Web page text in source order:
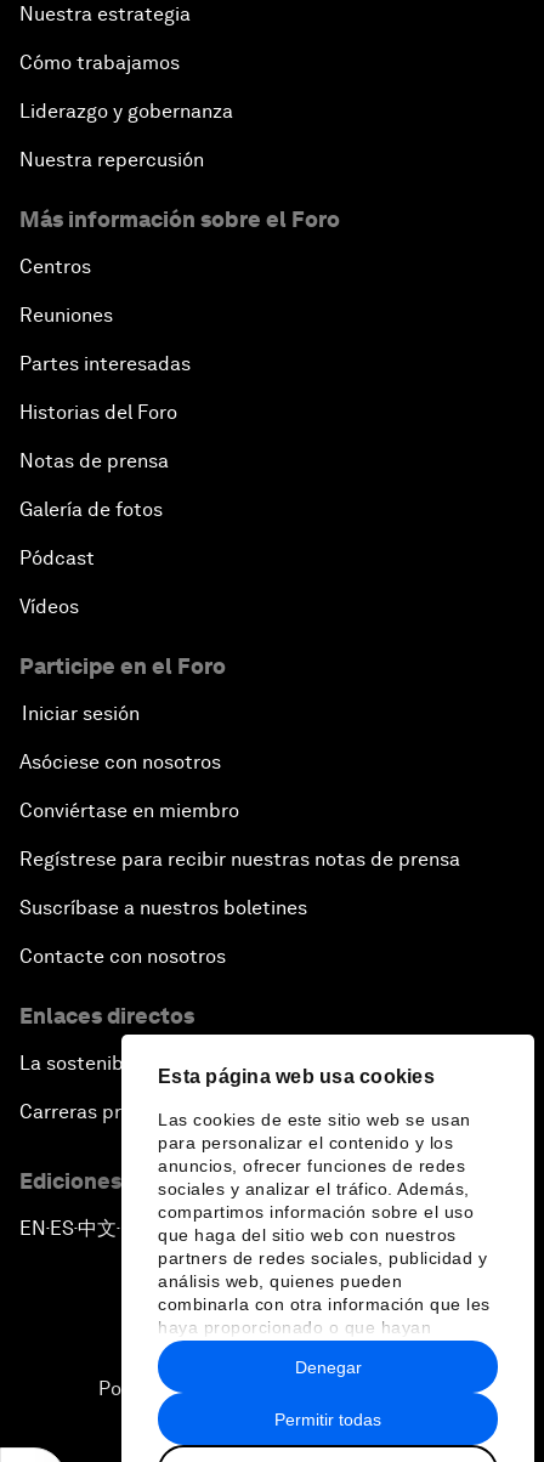
Esta página web usa cookies
Las cookies de este sitio web se usan
para personalizar el contenido y los
anuncios, ofrecer funciones de redes
sociales y analizar el tráfico. Además,
compartimos información sobre el uso
que haga del sitio web con nuestros
partners de redes sociales, publicidad y
análisis web, quienes pueden
combinarla con otra información que les
haya proporcionado o que hayan
recopilado a partir del uso que haya
hecho de sus servicios.
Permitir todas
Denegar
Nuestra estrategia
Cómo trabajamos
Liderazgo y gobernanza
Nuestra repercusión
Más información sobre el Foro
Centros
Reuniones
Partes interesadas
Historias del Foro
Notas de prensa
Galería de fotos
Pódcast
Vídeos
Participe en el Foro
Iniciar sesión
Asóciese con nosotros
Conviértase en miembro
Regístrese para recibir nuestras notas de prensa
Suscríbase a nuestros boletines
Contacte con nosotros
Enlaces directos
La sostenibilidad en el Foro
Carreras profesionales
Ediciones en otros idiomas
EN ▪ ES▪中文▪ 日本語
Política de privacidad y normas de uso